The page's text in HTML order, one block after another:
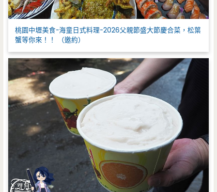
桃園中壢美食-海童日式料理-2026父親節盛大節慶合菜，松葉
蟹等你來！！ （邀約）